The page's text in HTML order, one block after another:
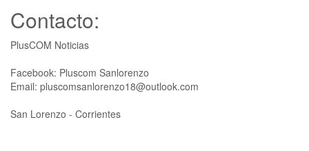
Contacto:
PlusCOM Noticias
Facebook: Pluscom Sanlorenzo
Email: pluscomsanlorenzo18@outlook.com
San Lorenzo - Corrientes